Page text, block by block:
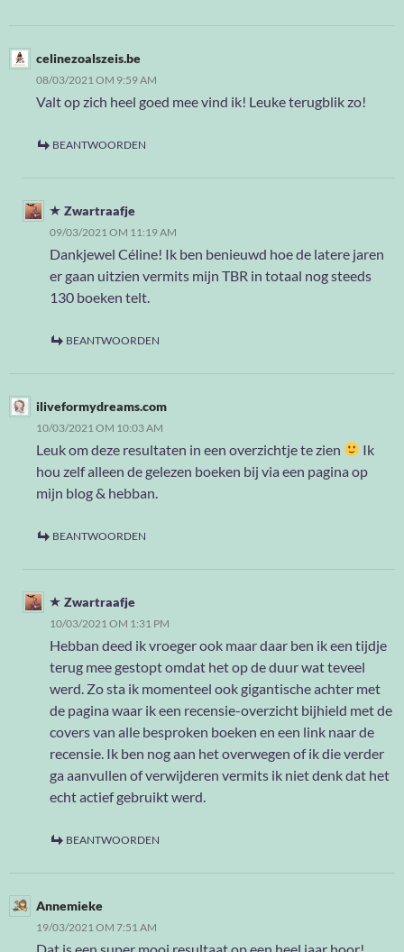
celinezoalszeis.be
08/03/2021 OM 9:59 AM
Valt op zich heel goed mee vind ik! Leuke terugblik zo!
BEANTWOORDEN
Zwartraafje
09/03/2021 OM 11:19 AM
Dankjewel Céline! Ik ben benieuwd hoe de latere jaren
er gaan uitzien vermits mijn TBR in totaal nog steeds
130 boeken telt.
BEANTWOORDEN
iliveformydreams.com
10/03/2021 OM 10:03 AM
Leuk om deze resultaten in een overzichtje te zien
Ik
hou zelf alleen de gelezen boeken bij via een pagina op
mijn blog & hebban.
BEANTWOORDEN
Zwartraafje
10/03/2021 OM 1:31 PM
Hebban deed ik vroeger ook maar daar ben ik een tijdje
terug mee gestopt omdat het op de duur wat teveel
werd. Zo sta ik momenteel ook gigantische achter met
de pagina waar ik een recensie-overzicht bijhield met de
covers van alle besproken boeken en een link naar de
recensie. Ik ben nog aan het overwegen of ik die verder
ga aanvullen of verwijderen vermits ik niet denk dat het
echt actief gebruikt werd.
BEANTWOORDEN
Annemieke
19/03/2021 OM 7:51 AM
Dat is een super mooi resultaat op een heel jaar hoor!